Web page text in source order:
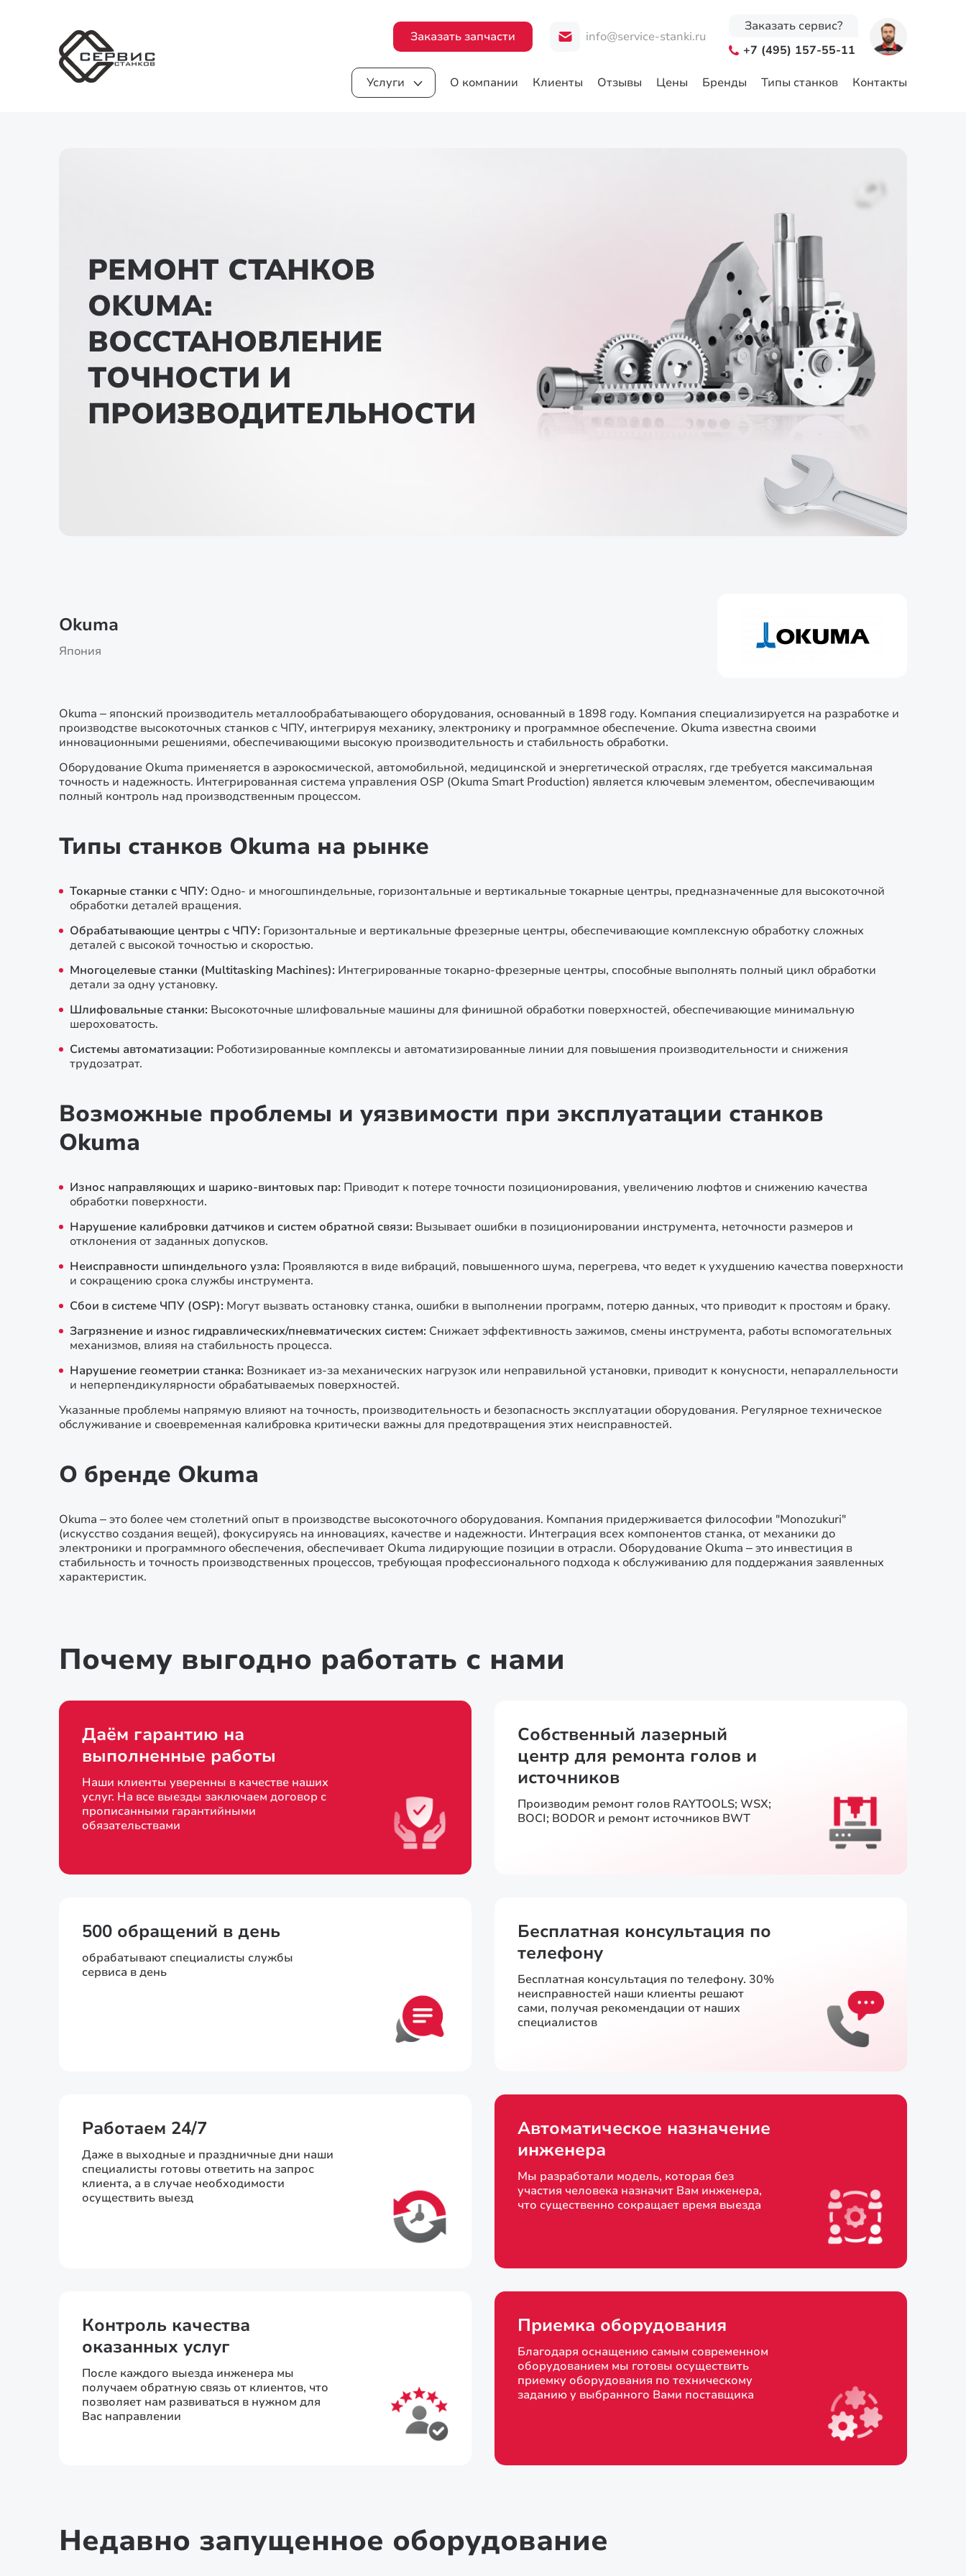
Услуги О компании Клиенты Отзывы Цены Бренды Типы станков Контакты
Заказать запчасти info@service-stanki.ru
Заказать сервис?
+7 (495) 157-55-11
РЕМОНТ СТАНКОВ
OKUMA:
ВОССТАНОВЛЕНИЕ
ТОЧНОСТИ И
ПРОИЗВОДИТЕЛЬНОСТИ
Okuma
Япония
Okuma – японский производитель металлообрабатывающего оборудования, основанный в 1898 году. Компания специализируется на разработке и
производстве высокоточных станков с ЧПУ, интегрируя механику, электронику и программное обеспечение. Okuma известна своими
инновационными решениями, обеспечивающими высокую производительность и стабильность обработки.
Оборудование Okuma применяется в аэрокосмической, автомобильной, медицинской и энергетической отраслях, где требуется максимальная
точность и надежность. Интегрированная система управления OSP (Okuma Smart Production) является ключевым элементом, обеспечивающим
полный контроль над производственным процессом.
Типы станков Okuma на рынке
Токарные станки с ЧПУ: Одно- и многошпиндельные, горизонтальные и вертикальные токарные центры, предназначенные для высокоточной
обработки деталей вращения.
Обрабатывающие центры с ЧПУ: Горизонтальные и вертикальные фрезерные центры, обеспечивающие комплексную обработку сложных
деталей с высокой точностью и скоростью.
Многоцелевые станки (Multitasking Machines): Интегрированные токарно-фрезерные центры, способные выполнять полный цикл обработки
детали за одну установку.
Шлифовальные станки: Высокоточные шлифовальные машины для финишной обработки поверхностей, обеспечивающие минимальную
шероховатость.
Системы автоматизации: Роботизированные комплексы и автоматизированные линии для повышения производительности и снижения
трудозатрат.
Возможные проблемы и уязвимости при эксплуатации станков
Okuma
Износ направляющих и шарико-винтовых пар: Приводит к потере точности позиционирования, увеличению люфтов и снижению качества
обработки поверхности.
Нарушение калибровки датчиков и систем обратной связи: Вызывает ошибки в позиционировании инструмента, неточности размеров и
отклонения от заданных допусков.
Неисправности шпиндельного узла: Проявляются в виде вибраций, повышенного шума, перегрева, что ведет к ухудшению качества поверхности
и сокращению срока службы инструмента.
Сбои в системе ЧПУ (OSP): Могут вызвать остановку станка, ошибки в выполнении программ, потерю данных, что приводит к простоям и браку.
Загрязнение и износ гидравлических/пневматических систем: Снижает эффективность зажимов, смены инструмента, работы вспомогательных
механизмов, влияя на стабильность процесса.
Нарушение геометрии станка: Возникает из-за механических нагрузок или неправильной установки, приводит к конусности, непараллельности
и неперпендикулярности обрабатываемых поверхностей.
Указанные проблемы напрямую влияют на точность, производительность и безопасность эксплуатации оборудования. Регулярное техническое
обслуживание и своевременная калибровка критически важны для предотвращения этих неисправностей.
О бренде Okuma
Okuma – это более чем столетний опыт в производстве высокоточного оборудования. Компания придерживается философии "Monozukuri"
(искусство создания вещей), фокусируясь на инновациях, качестве и надежности. Интеграция всех компонентов станка, от механики до
электроники и программного обеспечения, обеспечивает Okuma лидирующие позиции в отрасли. Оборудование Okuma – это инвестиция в
стабильность и точность производственных процессов, требующая профессионального подхода к обслуживанию для поддержания заявленных
характеристик.
Почему выгодно работать с нами
Даём гарантию на
выполненные работы
Наши клиенты уверенны в качестве наших
услуг. На все выезды заключаем договор с
прописанными гарантийными
обязательствами
Собственный лазерный
центр для ремонта голов и
источников
Производим ремонт голов RAYTOOLS; WSX;
BOCI; BODOR и ремонт источников BWT
500 обращений в день
обрабатывают специалисты службы
сервиса в день
Бесплатная консультация по
телефону
Бесплатная консультация по телефону. 30%
неисправностей наши клиенты решают
сами, получая рекомендации от наших
специалистов
Работаем 24/7
Даже в выходные и праздничные дни наши
специалисты готовы ответить на запрос
клиента, а в случае необходимости
осуществить выезд
Автоматическое назначение
инженера
Мы разработали модель, которая без
участия человека назначит Вам инженера,
что существенно сокращает время выезда
Контроль качества
оказанных услуг
После каждого выезда инженера мы
получаем обратную связь от клиентов, что
позволяет нам развиваться в нужном для
Вас направлении
Приемка оборудования
Благодаря оснащению самым современном
оборудованием мы готовы осуществить
приемку оборудования по техническому
заданию у выбранного Вами поставщика
Недавно запущенное оборудование